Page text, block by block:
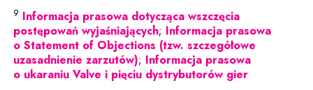
9 Informacja prasowa dotycząca wszczęcia
postępowań wyjaśniającychUwaga, link zostanie
; Informacja prasowa
o Statement of Objections (tzw. szczegółowe
uzasadnienie zarzutów)Uwaga, link zostanie otwarty w
; Informacja prasowa
o ukaraniu Valve i pięciu dystrybutorów gierUwaga,